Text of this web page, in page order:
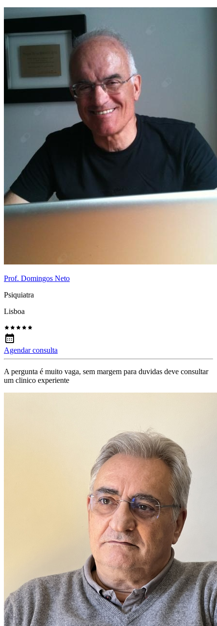
Prof. Domingos Neto
Psiquiatra
Lisboa
Agendar consulta
A pergunta é muito vaga, sem margem para duvidas deve consultar
um clinico experiente